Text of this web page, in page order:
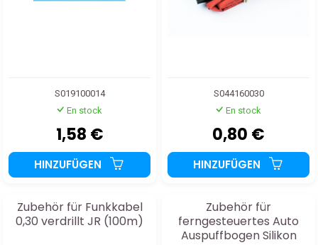
S019100014
En stock
1,58 €
HINZUFÜGEN
S044160030
En stock
0,80 €
HINZUFÜGEN
Zubehör für Funkkabel
0,30 verdrillt JR (100m)
Zubehör für
ferngesteuertes Auto
Auspuffbogen Silikon